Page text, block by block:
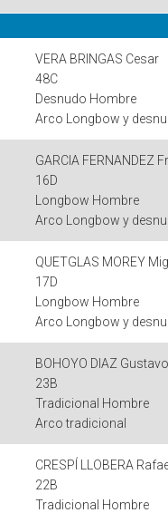
VERA BRINGAS Cesar
48C
Desnudo Hombre
Arco Longbow y
GARCIA FERNANDEZ
16D
Longbow Hombre
Arco Longbow y
QUETGLAS MOREY
17D
Longbow Hombre
Arco Longbow y
BOHOYO DIAZ Gustavo
23B
Tradicional Hombre
Arco tradicional
CRESPÍ LLOBERA
22B
Tradicional Hombre